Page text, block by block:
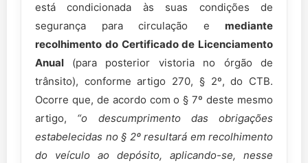
está condicionada às suas condições de
segurança para circulação e mediante
recolhimento do Certificado de Licenciamento
Anual (para posterior vistoria no órgão de
trânsito), conforme artigo 270, § 2º, do CTB.
Ocorre que, de acordo com o § 7º deste mesmo
artigo, “o descumprimento das obrigações
estabelecidas no § 2º resultará em recolhimento
do veículo ao depósito, aplicando-se, nesse